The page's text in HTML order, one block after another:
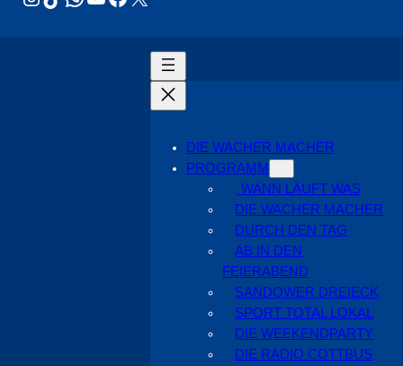
DIE WACHER MACHER
PROGRAMM
WANN LÄUFT WAS
DIE WACHER MACHER
DURCH DEN TAG
AB IN DEN
FEIERABEND
SANDOWER DREIECK
SPORT TOTAL LOKAL
DIE WEEKENDPARTY
DIE RADIO COTTBUS